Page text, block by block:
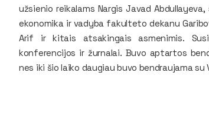
užsienio reikalams Nargis Javad
ekonomika ir vadyba fakulteto dekanu
Arif ir kitais atsakingais asmenimis.
konferencijos ir žurnalai. Buvo aptartos
nes iki šio laiko daugiau buvo bendraujama